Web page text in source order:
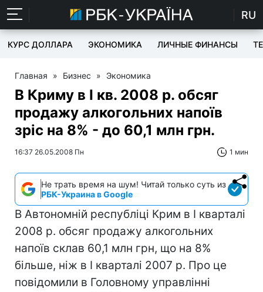
RU
КУРС ДОЛЛАРА ЭКОНОМИКА ЛИЧНЫЕ ФИНАНСЫ
Главная » Бизнес » Экономика
В Криму в I кв. 2008 р. обсяг
продажу алкогольних напоїв
зріс на 8% - до 60,1 млн грн.
16:37 26.05.2008 Пн 1 мин
Не трать время на шум! Читай только суть из
РБК-Украина в Google
В Автономній республіці Крим в I кварталі
2008 р. обсяг продажу алкогольних
напоїв склав 60,1 млн грн, що на 8%
більше, ніж в I кварталі 2007 р. Про це
повідомили в Головному управлінні